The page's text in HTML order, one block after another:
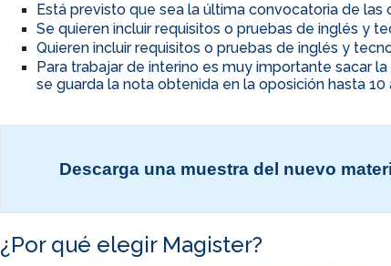
Está previsto que sea la última convocatoria de
Se quieren incluir requisitos o pruebas de inglés y
Quieren incluir requisitos o pruebas de inglés y
Para trabajar de interino es muy importante sacar
se guarda la nota obtenida en la oposición hasta
Descarga una muestra del nuevo
¿Por qué elegir Magister?